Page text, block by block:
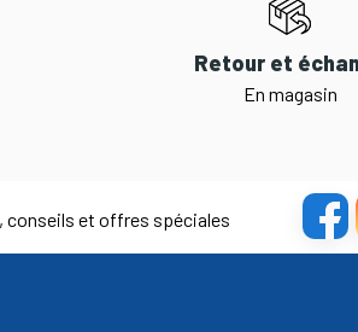
Retour et
En magasin
conseils et offres spéciales